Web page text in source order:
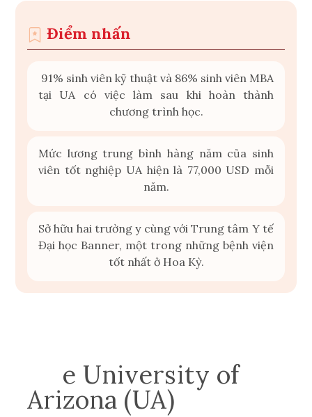
Điểm nhấn
91% sinh viên kỹ thuật và 86% sinh viên MBA
tại UA có việc làm sau khi hoàn thành
chương trình học.
Mức lương trung bình hàng năm của sinh
viên tốt nghiệp UA hiện là 77,000 USD mỗi
năm.
Sở hữu hai trường y cùng với Trung tâm Y tế
Đại học Banner, một trong những bệnh viện
tốt nhất ở Hoa Kỳ.
e University of
Arizona (UA)